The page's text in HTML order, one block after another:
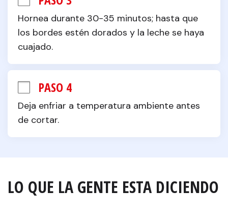
Hornea durante 30-35 minutos; hasta que
los bordes estén dorados y la leche se haya
cuajado.
PASO 4
Deja enfriar a temperatura ambiente antes
de cortar.
LO QUE LA GENTE ESTA DICIENDO